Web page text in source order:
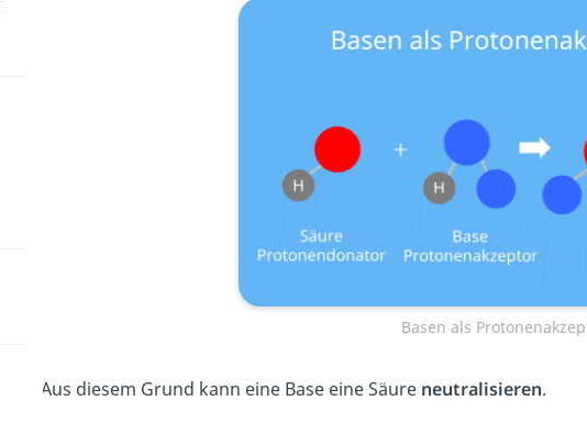
Basen als
Aus diesem Grund kann eine Base eine Säure neutralisieren.